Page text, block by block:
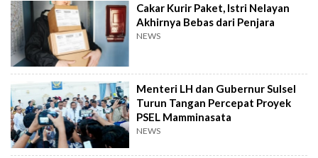
Cakar Kurir Paket, Istri Nelayan
Akhirnya Bebas dari Penjara
NEWS
Menteri LH dan Gubernur Sulsel
Turun Tangan Percepat Proyek
PSEL Mamminasata
NEWS